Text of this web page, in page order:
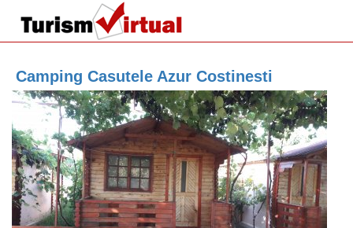
Camping Casutele Azur Costinesti